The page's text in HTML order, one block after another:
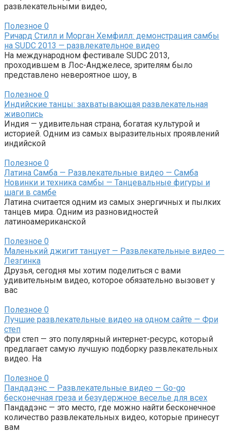
развлекательными видео,
Полезное 0
Ричард Стилл и Морган Хемфилл: демонстрация самбы
на SUDC 2013 — развлекательное видео
На международном фестивале SUDC 2013,
проходившем в Лос-Анджелесе, зрителям было
представлено невероятное шоу, в
Полезное 0
Индийские танцы: захватывающая развлекательная
живопись
Индия — удивительная страна, богатая культурой и
историей. Одним из самых выразительных проявлений
индийской
Полезное 0
Латина Самба — Развлекательные видео — Самба
Новинки и техника самбы — Танцевальные фигуры и
шаги в самбе
Латина считается одним из самых энергичных и пылких
танцев мира. Одним из разновидностей
латиноамериканской
Полезное 0
Маленький джигит танцует — Развлекательные видео —
Лезгинка
Друзья, сегодня мы хотим поделиться с вами
удивительным видео, которое обязательно вызовет у
вас
Полезное 0
Лучшие развлекательные видео на одном сайте — Фри
степ
Фри степ — это популярный интернет-ресурс, который
предлагает самую лучшую подборку развлекательных
видео. На
Полезное 0
Пандадэнс — Развлекательные видео — Go-go
бесконечная греза и безудержное веселье для всех
Пандадэнс — это место, где можно найти бесконечное
количество развлекательных видео, которые принесут
вам